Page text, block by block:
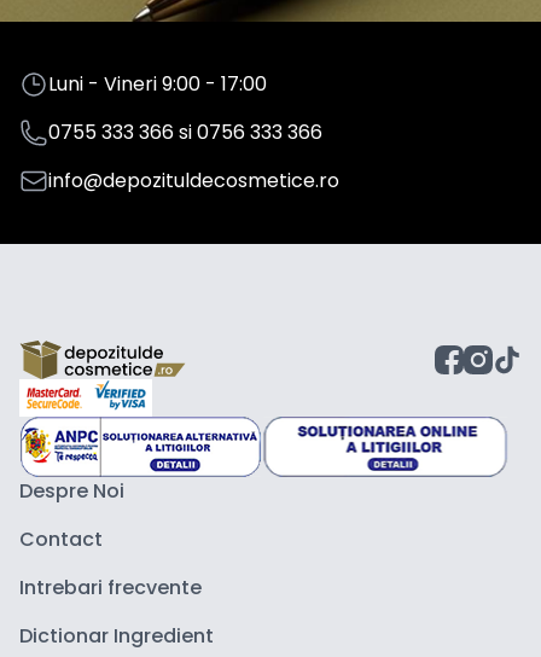
Luni - Vineri 9:00 - 17:00
0755 333 366si0756 333 366
info@depozituldecosmetice.ro
Despre Noi
Contact
Intrebari frecvente
Dictionar Ingredient